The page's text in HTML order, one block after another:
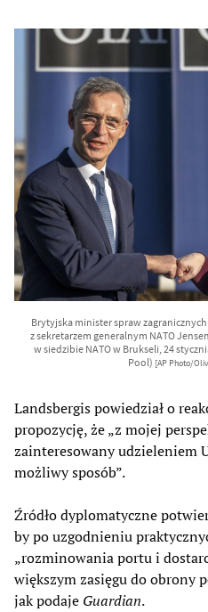
Brytyjska minister spraw
z sekretarzem generalnym NATO
w siedzibie NATO w Brukseli, 24
Pool) [AP Photo/
Landsbergis powiedział o
propozycję, że „z mojej
zainteresowany udzieleniem
możliwy sposób”.
Źródło dyplomatyczne
by po uzgodnieniu
„rozminowania portu i
większym zasięgu do obrony
jak podaje Guardian.